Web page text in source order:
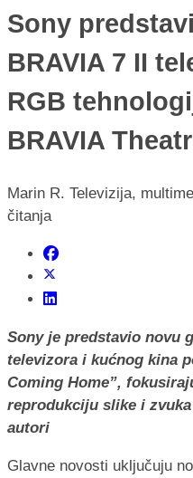
Sony
BRAVIA 7 II
RGB
BRAVIA
Marin R. Televizija,
čitanja
Sony je predstavio novu
televizora i kućnog kina
Coming Home”,
reprodukciju slike i
autori
Glavne novosti uključuju